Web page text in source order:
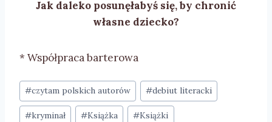
Jak daleko posunęłabyś się, by chronić
własne dziecko?
* Współpraca barterowa
Tagi
wpisu:
#czytam polskich autorów #debiut literacki
#kryminał #Książka #Książki